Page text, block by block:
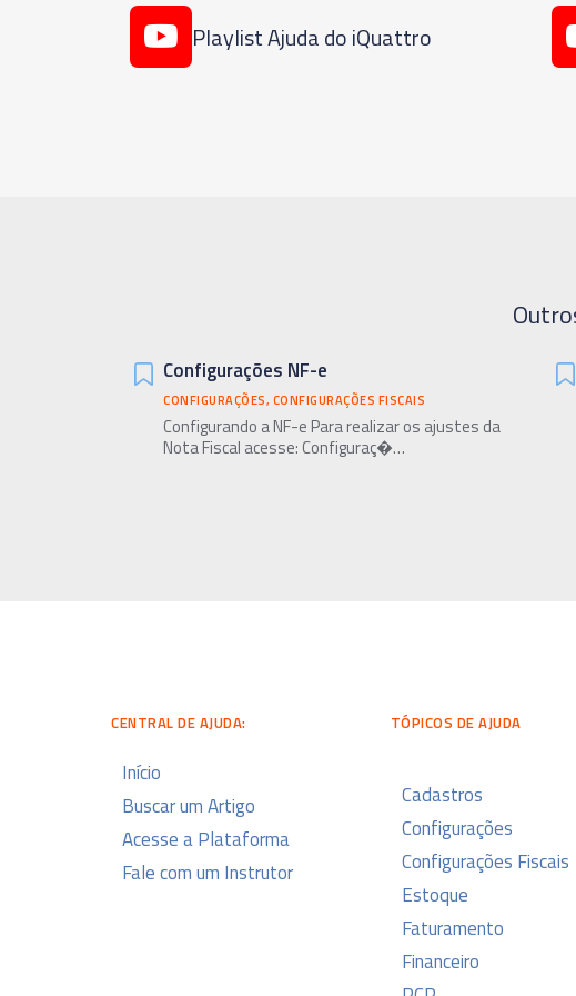
Playlist Ajuda do iQuattro
Configurações NF-e
CONFIGURAÇÕES, CONFIGURAÇÕES FISCAIS
Configurando a NF-e Para realizar os ajustes da
Nota Fiscal acesse: Configuraç�…
CENTRAL DE AJUDA:
Início
Buscar um Artigo
Acesse a Plataforma
Fale com um Instrutor
TÓPICOS DE AJUDA
Cadastros
Configurações
Configurações Fiscais
Estoque
Faturamento
Financeiro